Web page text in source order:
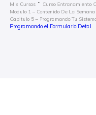
Mis Cursos
Curso Entranamiento
Modulo 1 – Contenido De La Semana
Capitulo 5 – Programando Tu